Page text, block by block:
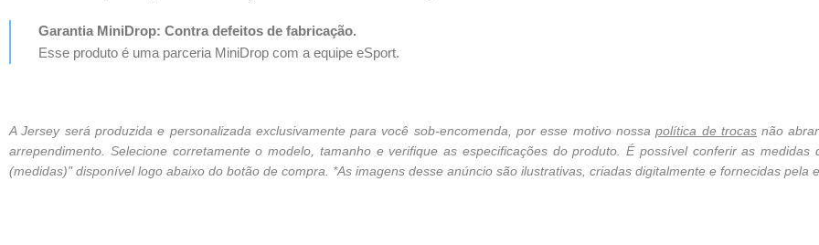
Garantia MiniDrop: Contra defeitos de fabricação.
Esse produto é uma parceria MiniDrop com a equipe eSport.
A Jersey será produzida e personalizada exclusivamente para você sob-encomenda, por esse motivo nossapolítica de trocasnão
arrependimento. Selecione corretamente o modelo, tamanho e verifique as especificações do produto. É possível conferir as
(medidas)" disponível logo abaixo do botão de compra. *As imagens desse anúncio são ilustrativas, criadas digitalmente e fornecidas pela